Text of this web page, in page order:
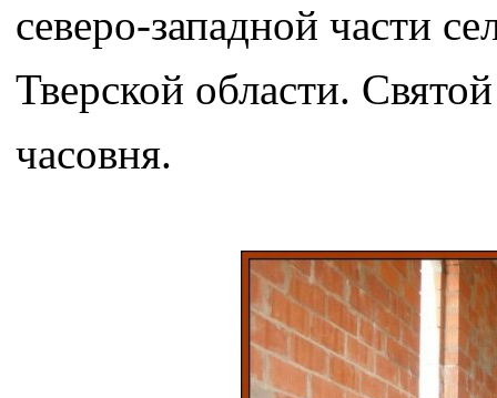
северо-западной части
Тверской области.
часовня.